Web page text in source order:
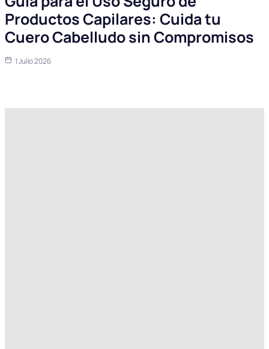
Productos Capilares: Cuida tu
Cuero Cabelludo sin Compromisos
1 Julio 2026